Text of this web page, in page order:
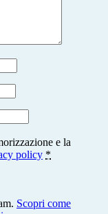
e la
policy *
Scopri come